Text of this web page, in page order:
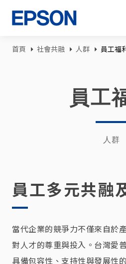
導航連結
首頁 社會共融 人群 員工福
員工
人群
員工多元共融
當代企業的競爭力不僅來自於
對人才的尊重與投入。台灣愛
具備包容性、支持性與發展性